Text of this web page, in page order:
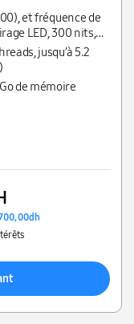
et fréquence de
LED, 300 nits,
jusqu’à 5.2
de mémoire